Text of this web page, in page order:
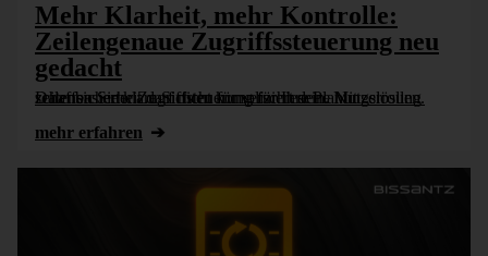
Mehr Klarheit, mehr Kontrolle:
Zeilengenaue Zugriffssteuerung neu
gedacht
Datensicherheit darf nicht kompliziert sein. Mit zeilenbasierter Zugriffsteuerung für Ihre Planungslösung schaffen Sie klare Sichten für verschiedene Nutzerrollen.
mehr erfahren